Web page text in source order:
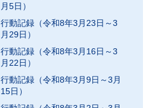
月5日）
行動記録（令和8年3月23日～3
月29日）
行動記録（令和8年3月16日～3
月22日）
行動記録（令和8年3月9日～3月
15日）